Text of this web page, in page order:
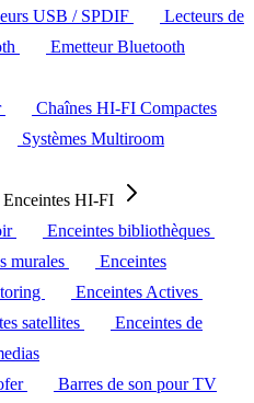
USB / SPDIF
Lecteurs de
Emetteur Bluetooth
Chaînes HI-FI Compactes
Systèmes Multiroom
Enceintes HI-FI
Enceintes bibliothèques
murales
Enceintes
Enceintes Actives
satellites
Enceintes de
Barres de son pour TV